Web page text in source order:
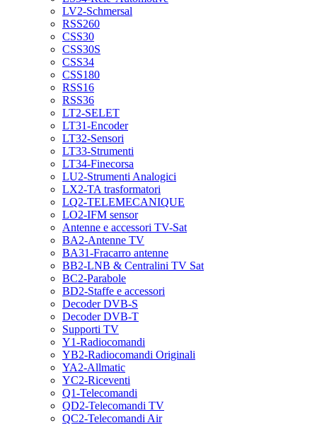
LV2-Schmersal
RSS260
CSS30
CSS30S
CSS34
CSS180
RSS16
RSS36
LT2-SELET
LT31-Encoder
LT32-Sensori
LT33-Strumenti
LT34-Finecorsa
LU2-Strumenti Analogici
LX2-TA trasformatori
LQ2-TELEMECANIQUE
LO2-IFM sensor
Antenne e accessori TV-Sat
BA2-Antenne TV
BA31-Fracarro antenne
BB2-LNB & Centralini TV Sat
BC2-Parabole
BD2-Staffe e accessori
Decoder DVB-S
Decoder DVB-T
Supporti TV
Y1-Radiocomandi
YB2-Radiocomandi Originali
YA2-Allmatic
YC2-Riceventi
Q1-Telecomandi
QD2-Telecomandi TV
QC2-Telecomandi Air